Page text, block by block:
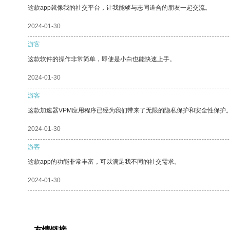
这款app就像我的社交平台，让我能够与志同道合的朋友一起交流。
2024-01-30
游客
这款软件的操作非常简单，即使是小白也能快速上手。
2024-01-30
游客
这款加速器VPM应用程序已经为我们带来了无限的隐私保护和安全性保护
2024-01-30
游客
这款app的功能非常丰富，可以满足我不同的社交需求。
2024-01-30